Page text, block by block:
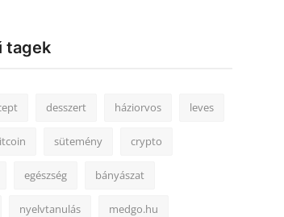
tagek
desszert háziorvos leves
sütemény crypto
egészség bányászat
nyelvtanulás medgo.hu